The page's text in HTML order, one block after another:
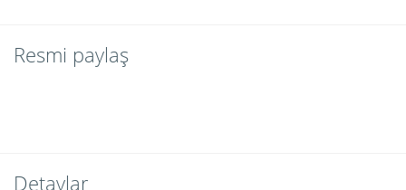
Resmi paylaş
Detaylar